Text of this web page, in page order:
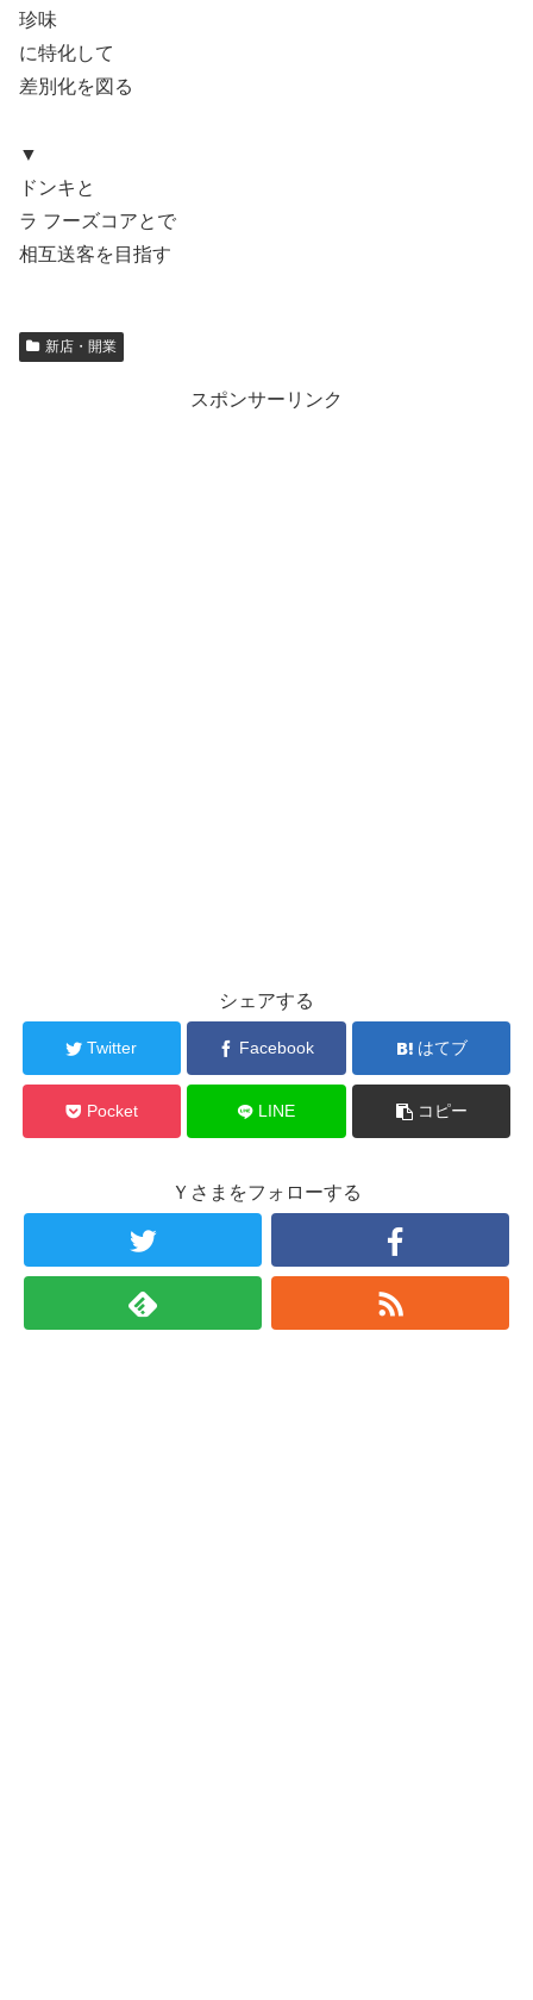
珍味
に特化して
差別化を図る
▼
ドンキと
ラ フーズコアとで
相互送客を目指す
新店・開業
スポンサーリンク
シェアする
Twitter Facebook はてブ
Pocket LINE コピー
Ｙさまをフォローする